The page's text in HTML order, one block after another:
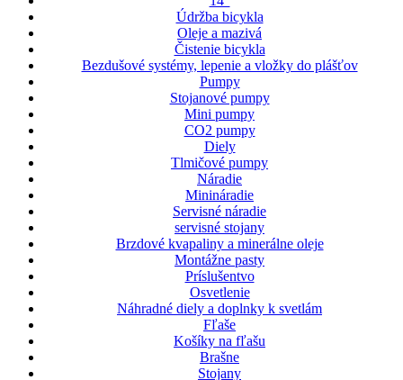
Údržba bicykla
Oleje a mazivá
Čistenie bicykla
Bezdušové systémy, lepenie a vložky do plášťov
Pumpy
Stojanové pumpy
Mini pumpy
CO2 pumpy
Diely
Tlmičové pumpy
Náradie
Minináradie
Servisné náradie
servisné stojany
Brzdové kvapaliny a minerálne oleje
Montážne pasty
Príslušentvo
Osvetlenie
Náhradné diely a doplnky k svetlám
Fľaše
Košíky na fľašu
Brašne
Stojany